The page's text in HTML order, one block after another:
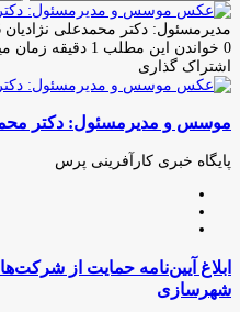
مدیرمسئول: دکتر محمدعلی نژادیان
0 خواندن این مطلب 1 دقیقه زمان میبرد
اشتراک گذاری
فیس
توئیتر
لینکدین
واتس
تلگرام
اشتراک
از
ایمیل
چاپ
موسس و مدیرمسئول: دکتر
پایگاه خبری کارآفرینی پرس
ابلاغ
آیین‌نامه
حمایت
ابلاغ آیین‌نامه حمایت از
شهرسازی